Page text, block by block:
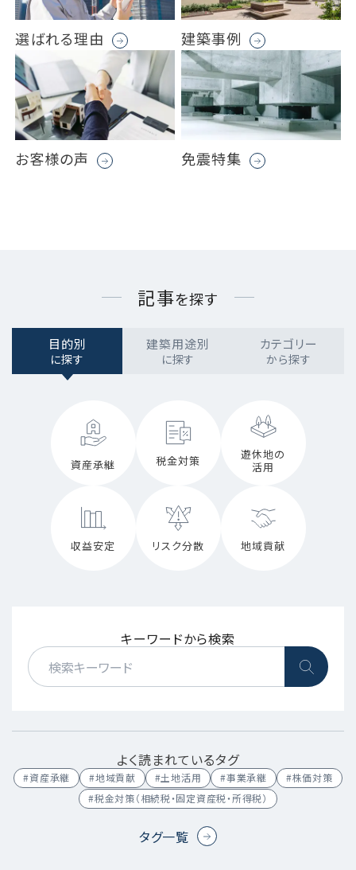
選ばれる理由 建築事例
お客様の声 免震特集
記事を探す
目的別
に探す
建築用途別
に探す
カテゴリー
から探す
資産承継 税金対策
遊休地の
活用
収益安定 リスク分散 地域貢献
キーワードから検索
よく読まれているタグ
#資産承継 #地域貢献 #土地活用 #事業承継
#株価対策
#税金対策（相続税・固定資産税・所得税）
タグ一覧